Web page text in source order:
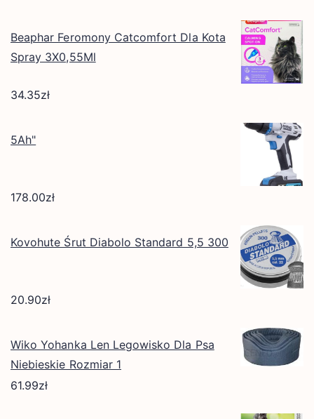
Beaphar Feromony Catcomfort Dla Kota
Spray 3X0,55Ml
34.35zł
5Ah"
178.00zł
Kovohute Śrut Diabolo Standard 5,5 300
20.90zł
Wiko Yohanka Len Legowisko Dla Psa
Niebieskie Rozmiar 1
61.99zł